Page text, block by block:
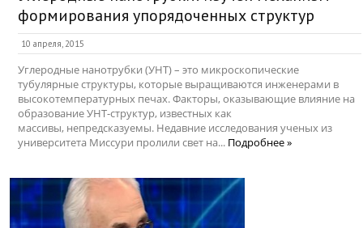
формирования упорядоченных структур
10 апреля, 2015
Углеродные нанотрубки (УНТ) – это микроскопические
тубулярные структуры, которые выращиваются инженерами в
высокотемпературных печах. Факторы, оказывающие влияние на
образование УНТ-структур, известных как
массивы, непредсказуемы. Недавние исследования ученых из
университета Миссури пролили свет на... Подробнее »